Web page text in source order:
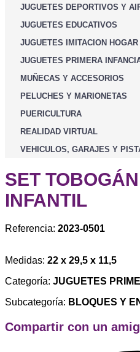
JUGUETES DEPORTIVOS Y
JUGUETES EDUCATIVOS
JUGUETES IMITACION HOGAR
JUGUETES PRIMERA
MUÑECAS Y ACCESORIOS
PELUCHES Y MARIONETAS
PUERICULTURA
REALIDAD VIRTUAL
VEHICULOS, GARAJES Y
SET
INFANTIL
Referencia: 2023-0501
Medidas: 22 x 29,5 x 11,5
Categoría: JUGUETES
Subcategoría: BLOQUES Y
Compartir con un